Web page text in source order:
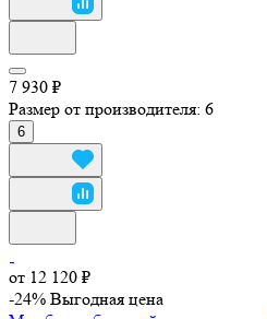
7 930 ₽
Размер от производителя: 6
6
от 12 120 ₽
-24% Выгодная цена